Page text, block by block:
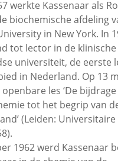
werkte Kassenaar als
biochemische afdeling
in New York. In
tot lector in de klinische
universiteit, de eerste
in Nederland. Op 13
les ‘De
tot het begrip van
(Leiden: Universitaire
1962 werd Kassenaar